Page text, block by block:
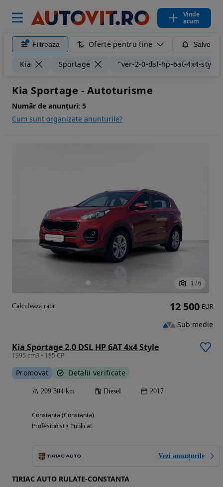
Vinde
acum
Filtreaza Oferte pentru tine
Kia Sportage "ver-2-0-dsl-hp-6at-4x4-style"
Kia Sportage - Autoturisme
Număr de anunțuri: 5
Cum sunt organizate anunturile?
1 / 6
Kia Sportage 2.0 DSL HP 6AT 4x4 Style
1995 cm3 • 185 CP
Promovat Detalii verificate
209 304 km Diesel 2017
Constanta (Constanta)
Profesionist • Publicat
Vezi anunțurile
TIRIAC AUTO RULATE-CONSTANTA
12 500 EUR
Sub medie
Calculeaza rata